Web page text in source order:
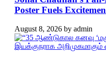
Poster Fuels
August 8, 2026by admin